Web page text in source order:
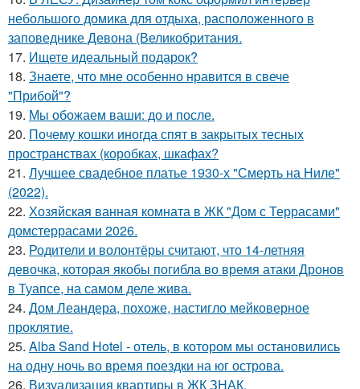
небольшого домика для отдыха, расположенного в
заповеднике Девона (Великобритания.
17. Ищете идеальный подарок?
18. Знаете, что мне особенно нравится в свече
"Прибой"?
19. Мы обожаем ваши: до и после.
20. Почему кошки иногда спят в закрытых тесных
пространствах (коробках, шкафах?
21. Лучшее свадебное платье 1930-х "Смерть на Ниле"
(2022).
22. Хозяйская ванная комната в ЖК "Дом с Террасами"
домстеррасами 2026.
23. Родители и волонтёры считают, что 14-летняя
девочка, которая якобы погибла во время атаки Дронов
в Туапсе, на самом деле жива.
24. Дом Леандера, похоже, настигло мейковерное
проклятие.
25. Alba Sand Hotel - отель, в котором мы остановились
на одну ночь во время поездки на юг острова.
26. Визуализация квартиры в ЖК ЗНАК.